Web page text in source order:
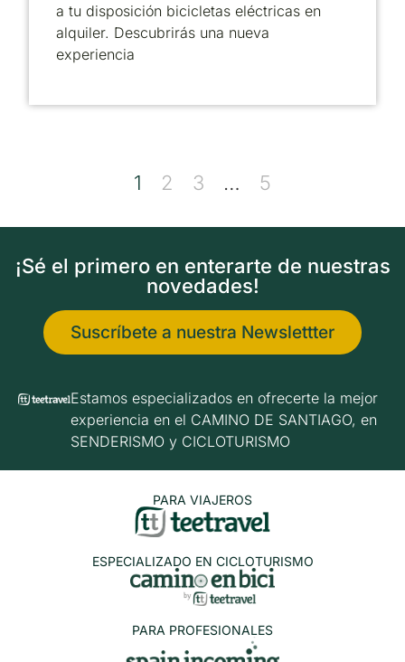
a tu disposición bicicletas eléctricas en
alquiler. Descubrirás una nueva
experiencia
1 2 3 … 5
¡Sé el primero en enterarte de nuestras
novedades!
Suscríbete a nuestra Newslettter
Estamos especializados en ofrecerte la mejor
experiencia en el CAMINO DE SANTIAGO, en
SENDERISMO y CICLOTURISMO
PARA VIAJEROS
ESPECIALIZADO EN CICLOTURISMO
PARA PROFESIONALES